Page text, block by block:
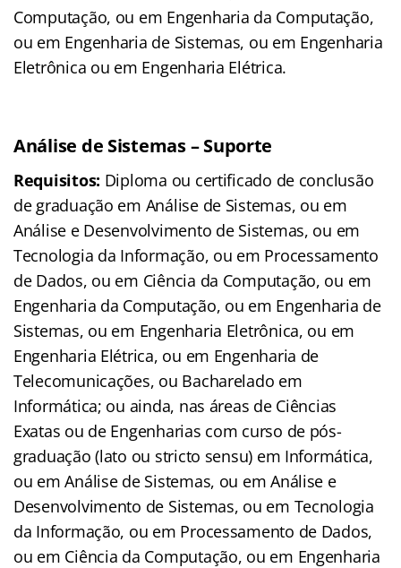
Computação, ou em Engenharia da Computação,
ou em Engenharia de Sistemas, ou em Engenharia
Eletrônica ou em Engenharia Elétrica.
Análise de Sistemas – Suporte
Requisitos: Diploma ou certificado de conclusão
de graduação em Análise de Sistemas, ou em
Análise e Desenvolvimento de Sistemas, ou em
Tecnologia da Informação, ou em Processamento
de Dados, ou em Ciência da Computação, ou em
Engenharia da Computação, ou em Engenharia de
Sistemas, ou em Engenharia Eletrônica, ou em
Engenharia Elétrica, ou em Engenharia de
Telecomunicações, ou Bacharelado em
Informática; ou ainda, nas áreas de Ciências
Exatas ou de Engenharias com curso de pós-
graduação (lato ou stricto sensu) em Informática,
ou em Análise de Sistemas, ou em Análise e
Desenvolvimento de Sistemas, ou em Tecnologia
da Informação, ou em Processamento de Dados,
ou em Ciência da Computação, ou em Engenharia